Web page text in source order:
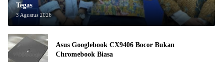
Tegas
3 Agustus 2026
Asus Googlebook CX9406 Bocor Bukan
Chromebook Biasa